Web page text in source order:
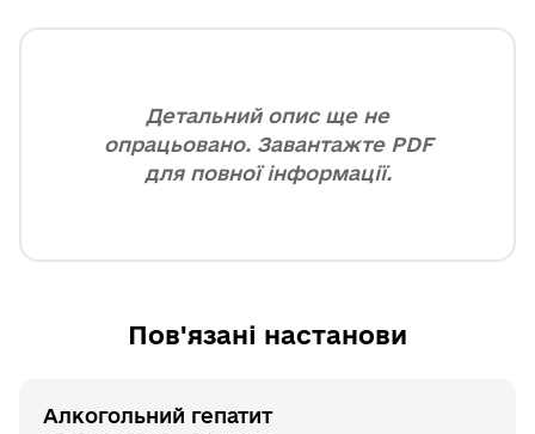
Детальний опис ще не
опрацьовано. Завантажте PDF
для повної інформації.
Пов'язані настанови
Алкогольний гепатит